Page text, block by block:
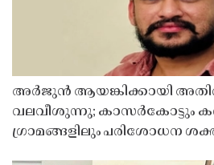
അർജുൻ ആയങ്കിക്കായി
വലവീശുന്നു; കാസർകോട്ടും
ഗ്രാമങ്ങളിലും പരിശോധന